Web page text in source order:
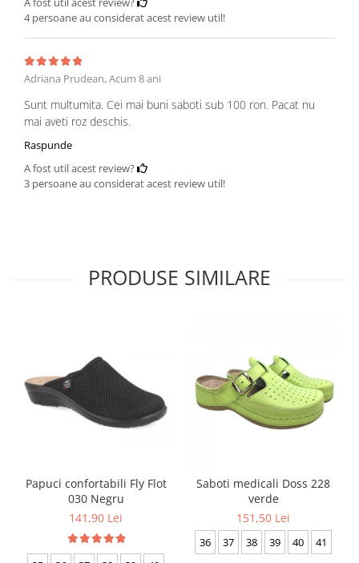
4 persoane au considerat acest review util!
Adriana Prudean,Acum 8 ani
Sunt multumita. Cei mai buni saboti sub 100 ron. Pacat nu
mai aveti roz deschis.
Raspunde
A fost util acest review?
3 persoane au considerat acest review util!
PRODUSE SIMILARE
Papuci confortabili Fly Flot
030 Negru
141,90 Lei
Saboti medicali Doss 228
verde
151,50 Lei
36 37 38 39 40 41